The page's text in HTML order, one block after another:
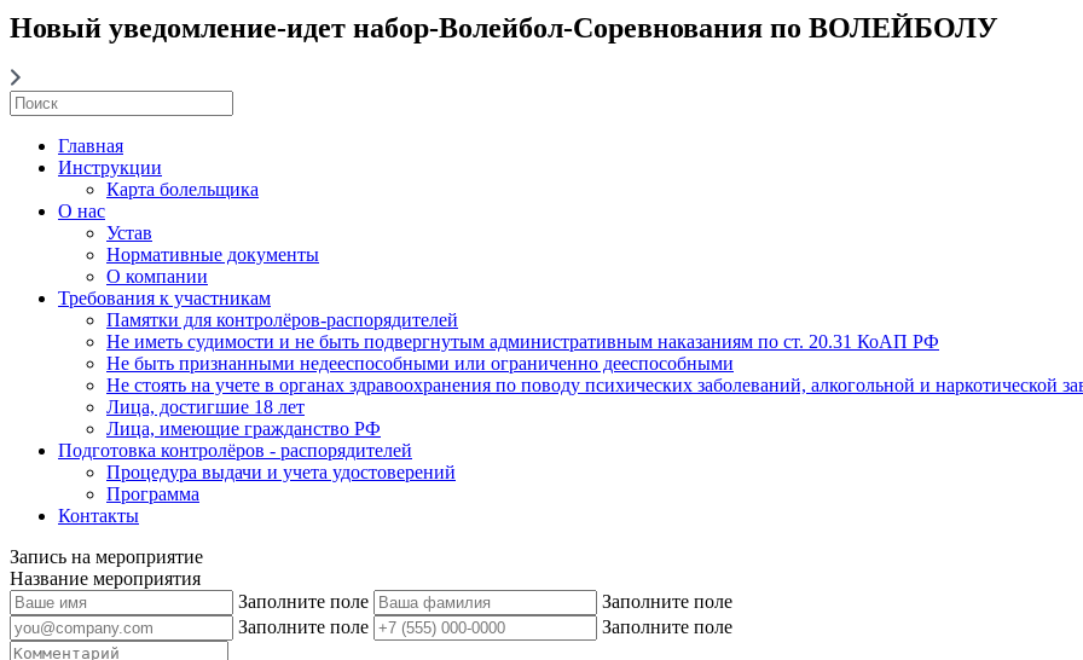
Новый уведомление-идет набор-Волейбол-Соревнования по ВОЛЕЙБОЛУ
Главная
Инструкции
Карта болельщика
О нас
Устав
Нормативные документы
О компании
Требования к участникам
Памятки для контролёров-распорядителей
Не иметь судимости и не быть подвергнутым административным наказаниям по ст. 20.31 КоАП РФ
Не быть признанными недееспособными или ограниченно дееспособными
Не стоять на учете в органах здравоохранения по поводу психических заболеваний, алкогольной и наркотической
Лица, достигшие 18 лет
Лица, имеющие гражданство РФ
Подготовка контролёров - распорядителей
Процедура выдачи и учета удостоверений
Программа
Контакты
Запись на мероприятие
Название мероприятия
Заполните поле
Заполните поле
Заполните поле
Заполните поле